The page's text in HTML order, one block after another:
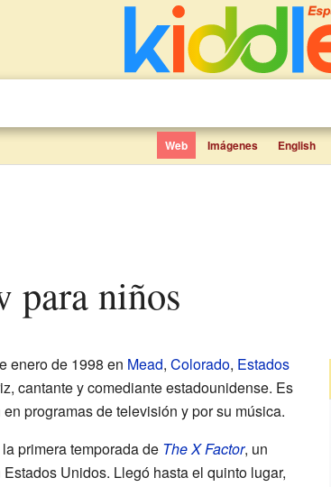
Web Imágenes English
para niños
enero de 1998 en Mead, Colorado, Estados
cantante y comediante estadounidense. Es
programas de televisión y por su música.
primera temporada de The X Factor, un
Unidos. Llegó hasta el quinto lugar,